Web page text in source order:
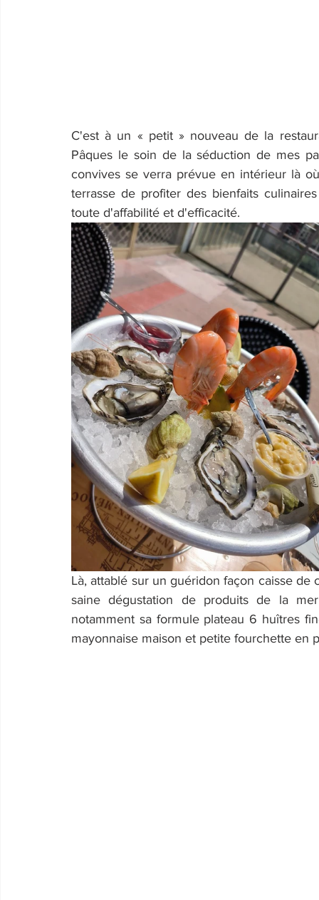
C'est à un « petit » nouveau de la
Pâques le soin de la séduction de mes
convives se verra prévue en intérieur là
terrasse de profiter des bienfaits
toute d'affabilité et d'efficacité.
Là, attablé sur un guéridon façon caisse de
saine dégustation de produits de la
notamment sa formule plateau 6 huîtres
mayonnaise maison et petite fourchette en